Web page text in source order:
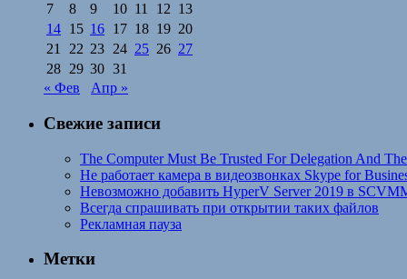
7
8 9 10 11 12 13
14 15 16 17 18 19 20
21
22 23 24 25 26 27
28 29 30 31
« Фев
Апр »
Свежие записи
The Computer Must Be Trusted For Delegation And
Не работает камера в видеозвонках Skype for
Невозможно добавить HyperV Server 2019 в
Всегда спрашивать при открытии таких файлов
Рекламная пауза
Метки